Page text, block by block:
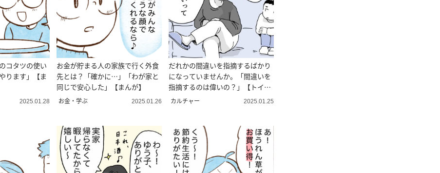
コタツの使い
ります」【ま
2025.01.28
お金が貯まる人の家族で行く外食
先とは？「確かに…」「わが家と
同じで安心した」【まんが】
お金・学ぶ 2025.01.26
だれかの間違いを指摘するばかり
になっていませんか。「間違いを
指摘するのは偉いの？」【トイト
イの問い 第78話】
カルチャー 2025.01.25